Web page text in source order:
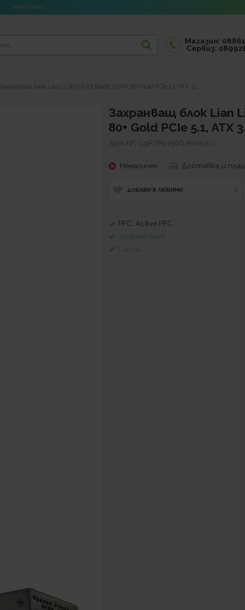
КОНТАКТИ
Магазин:
Сервиз:
Захранващ блок Lian Li SP750 V2 Black 750W 80+ Gold PCIe 5.1, ATX 3.1
Захранващ блок Lian
80+ Gold PCIe 5.1, ATX
Арт.№: G9P.SP0750G.B000.EU
Неналичен Доставка и
ДОБАВИ В ЛЮБИМИ
PFC: Active PFC
Захранвания
Lian-Li